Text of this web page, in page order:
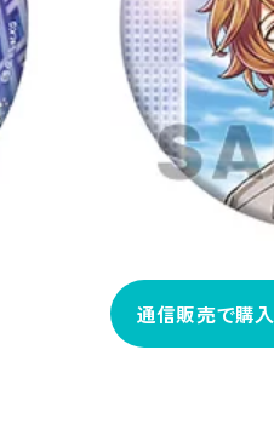
通信販売で購入